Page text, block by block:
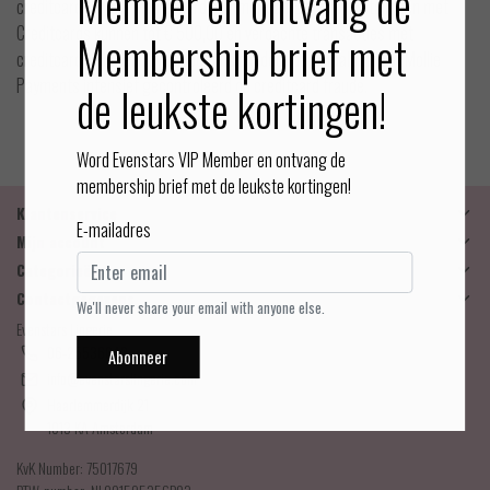
creditcards (VISA, Mastercard en American Express). Betalingen met
Creditcards kunnen tot € 500,00 en verdachte transacties met
creditcards worden zowel door ons als door de betaalprovider Mollie
Payments intensief gecontroleerd op creditcard fraude.
Klantenservice
Mijn account
Categorieën
Contactgegevens
Evenstars Lingerie
06-25536043
info@evenstarslingerie.com
1013 KA Amsterdam
KvK Number: 75017679
Membership brief met
de leukste kortingen!
Word Evenstars VIP Member en ontvang de
membership brief met de leukste kortingen!
E-mailadres
We'll never share your email with anyone else.
Abonneer